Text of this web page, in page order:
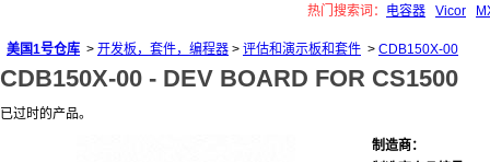
热门搜索词： 电容器 Vicor
美国1号仓库 > 开发板，套件，编程器 > 评估和演示板和套件 > CDB150X-00
CDB150X-00 - DEV BOARD FOR CS1500
已过时的产品。
制造商：